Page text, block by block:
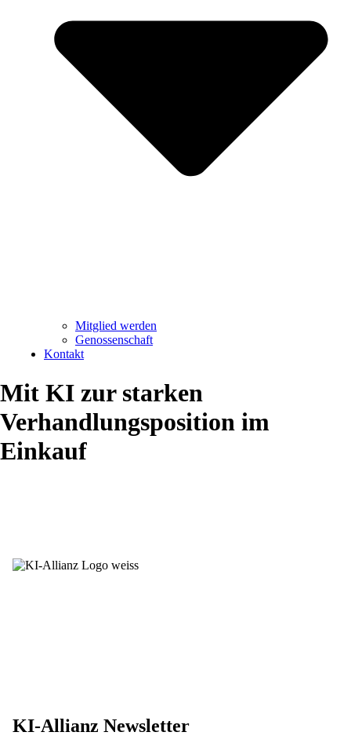
Mitglied werden
Genossenschaft
Kontakt
Mit KI zur starken
Verhandlungsposition im
Einkauf
KI-Allianz Newsletter